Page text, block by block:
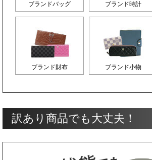
ブランドバッグ ブランド時計
ブランド財布 ブランド小物
訳あり商品でも大丈夫！